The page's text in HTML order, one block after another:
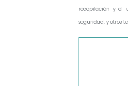
recopilación y el
seguridad, y otros